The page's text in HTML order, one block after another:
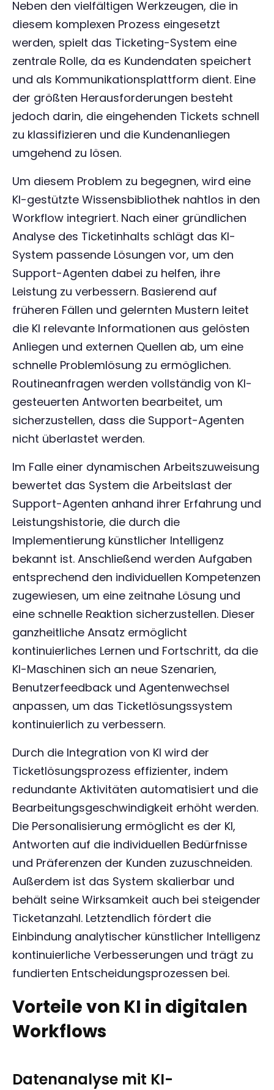
Neben den vielfältigen Werkzeugen, die in
diesem komplexen Prozess eingesetzt
werden, spielt das Ticketing-System eine
zentrale Rolle, da es Kundendaten speichert
und als Kommunikationsplattform dient. Eine
der größten Herausforderungen besteht
jedoch darin, die eingehenden Tickets schnell
zu klassifizieren und die Kundenanliegen
umgehend zu lösen.
Um diesem Problem zu begegnen, wird eine
KI-gestützte Wissensbibliothek nahtlos in den
Workflow integriert. Nach einer gründlichen
Analyse des Ticketinhalts schlägt das KI-
System passende Lösungen vor, um den
Support-Agenten dabei zu helfen, ihre
Leistung zu verbessern. Basierend auf
früheren Fällen und gelernten Mustern leitet
die KI relevante Informationen aus gelösten
Anliegen und externen Quellen ab, um eine
schnelle Problemlösung zu ermöglichen.
Routineanfragen werden vollständig von KI-
gesteuerten Antworten bearbeitet, um
sicherzustellen, dass die Support-Agenten
nicht überlastet werden.
Im Falle einer dynamischen Arbeitszuweisung
bewertet das System die Arbeitslast der
Support-Agenten anhand ihrer Erfahrung und
Leistungshistorie, die durch die
Implementierung künstlicher Intelligenz
bekannt ist. Anschließend werden Aufgaben
entsprechend den individuellen Kompetenzen
zugewiesen, um eine zeitnahe Lösung und
eine schnelle Reaktion sicherzustellen. Dieser
ganzheitliche Ansatz ermöglicht
kontinuierliches Lernen und Fortschritt, da die
KI-Maschinen sich an neue Szenarien,
Benutzerfeedback und Agentenwechsel
anpassen, um das Ticketlösungssystem
kontinuierlich zu verbessern.
Durch die Integration von KI wird der
Ticketlösungsprozess effizienter, indem
redundante Aktivitäten automatisiert und die
Bearbeitungsgeschwindigkeit erhöht werden.
Die Personalisierung ermöglicht es der KI,
Antworten auf die individuellen Bedürfnisse
und Präferenzen der Kunden zuzuschneiden.
Außerdem ist das System skalierbar und
behält seine Wirksamkeit auch bei steigender
Ticketanzahl. Letztendlich fördert die
Einbindung analytischer künstlicher Intelligenz
kontinuierliche Verbesserungen und trägt zu
fundierten Entscheidungsprozessen bei.
Vorteile von KI in digitalen
Workflows
Datenanalyse mit KI-